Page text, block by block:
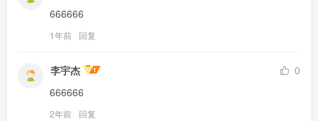
666666
1年前 回复
李宇杰
0
666666
2年前 回复